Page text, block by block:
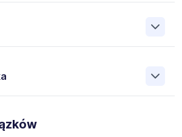
i Doradztwa Personalnego Work &
z największych niezależnych